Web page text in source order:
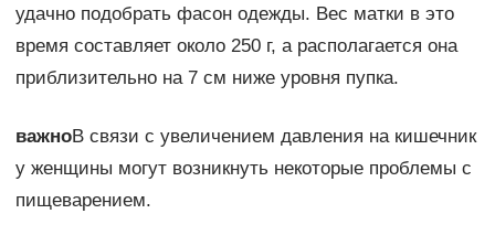
удачно подобрать фасон одежды. Вес матки в это
время составляет около 250 г, а располагается она
приблизительно на 7 см ниже уровня пупка.
важноВ связи с увеличением давления на кишечник
у женщины могут возникнуть некоторые проблемы с
пищеварением.